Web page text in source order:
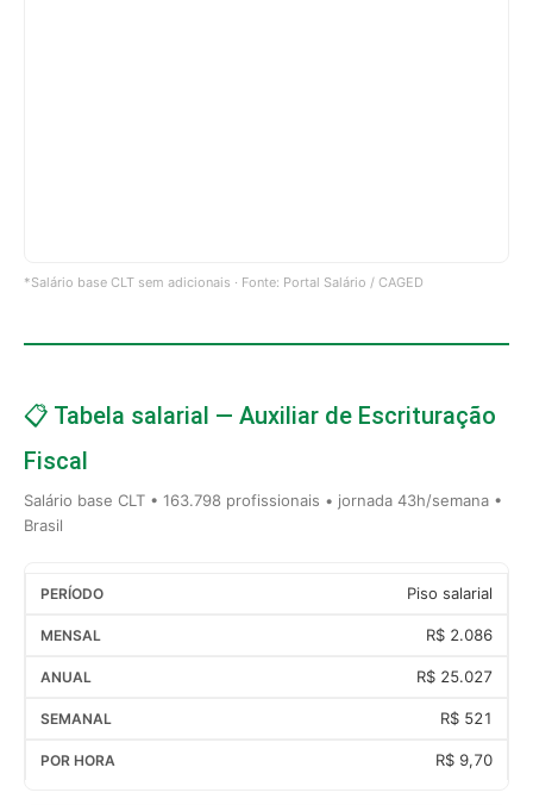
*Salário base CLT sem adicionais · Fonte: Portal Salário / CAGED
📋 Tabela salarial — Auxiliar de Escrituração
Fiscal
Salário base CLT • 163.798 profissionais • jornada 43h/semana •
Brasil
Piso salarial
R$ 2.086
R$ 25.027
R$ 521
R$ 9,70